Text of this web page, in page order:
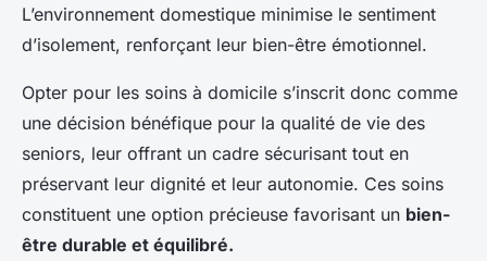
L’environnement domestique minimise le sentiment
d’isolement, renforçant leur bien-être émotionnel.
Opter pour les soins à domicile s’inscrit donc comme
une décision bénéfique pour la qualité de vie des
seniors, leur offrant un cadre sécurisant tout en
préservant leur dignité et leur autonomie. Ces soins
constituent une option précieuse favorisant un bien-
être durable et équilibré.